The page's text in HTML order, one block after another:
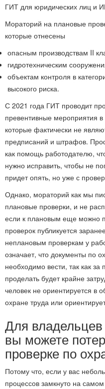
ГИТ для юридических лиц и
Мораторий на плановые
которые отнесены
опасным производствам II
гидротехническим
объектам контроля в
высокого риска.
С 2021 года ГИТ проводит
превентивные мероприятия
которые фактически не
предписаний и штрафов.
как помощь работодателю,
нужно исправить, чтобы не
придет опять, но уже с
Однако, мораторий как мы
плановые проверки, и не
если к плановым еще можно
проверок публикуется
неплановым проверкам у
означает, что документы по
необходимо вести, так как
проделать будет крайне
человек не ориентируется в
охране труда или
Для
вы можете
проверке по
Потому что, если у вас
процессов замкнуто на